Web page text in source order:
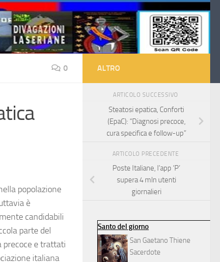
0
popolazione
è
candidabili
parte del
precoce e trattati
italiana
ALTRO
ARTICOLO SUCCESSIVO
Steatosi epatica, Conforti
(EpaC): “Diagnosi precoce,
cura specifica e follow-up”
ARTICOLO PRECEDENTE
Poste Italiane, l’app ‘P’
supera 4 mln utenti
giornalieri
Santo del giorno
San Gaetano Thiene
Sacerdote